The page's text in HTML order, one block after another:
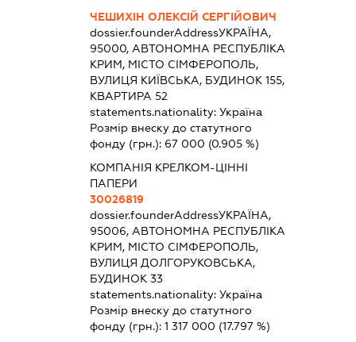
ЧЕШИХІН ОЛЕКСІЙ СЕРГІЙОВИЧ
dossier.founderAddressУКРАЇНА,
95000, АВТОНОМНА РЕСПУБЛІКА
КРИМ, МІСТО СІМФЕРОПОЛЬ,
ВУЛИЦЯ КИЇВСЬКА, БУДИНОК 155,
КВАРТИРА 52
statements.nationality:Україна
Розмір внеску до статутного
фонду (грн.): 67 000 (0.905 %)
КОМПАНІЯ КРЕЛКОМ-ЦІННІ
ПАПЕРИ
30026819
dossier.founderAddressУКРАЇНА,
95006, АВТОНОМНА РЕСПУБЛІКА
КРИМ, МІСТО СІМФЕРОПОЛЬ,
ВУЛИЦЯ ДОЛГОРУКОВСЬКА,
БУДИНОК 33
statements.nationality:Україна
Розмір внеску до статутного
фонду (грн.):1 317 000 (17.797 %)